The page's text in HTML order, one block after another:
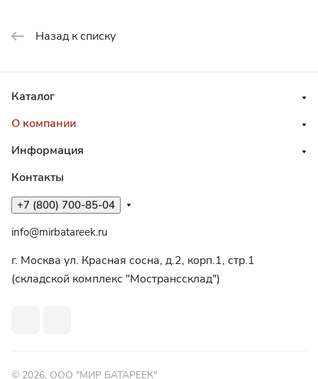
Назад к списку
Каталог
О компании
Информация
Контакты
+7 (800) 700-85-04
info@mirbatareek.ru
г. Москва ул. Красная сосна, д.2, корп.1, стр.1
(складской комплекс "Мостранссклад")
© 2026, ООО "МИР БАТАРЕЕК"